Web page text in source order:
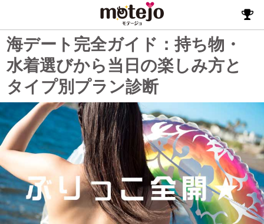
海デート完全ガイド：持ち物・
水着選びから当日の楽しみ方と
タイプ別プラン診断